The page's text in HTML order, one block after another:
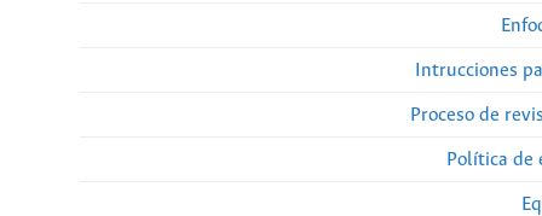
Intrucciones
Proceso de
Política